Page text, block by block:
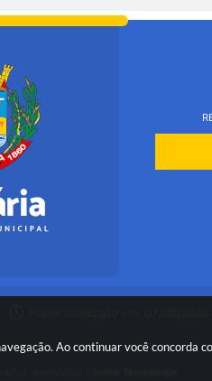
Ao continuar você concorda